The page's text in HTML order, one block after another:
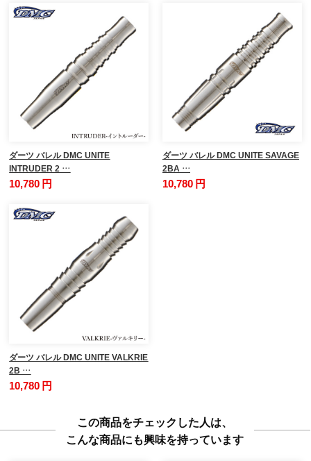
ダーツ バレル DMC UNITE
INTRUDER 2 …
10,780 円
ダーツ バレル DMC UNITE SAVAGE
2BA …
10,780 円
ダーツ バレル DMC UNITE VALKRIE
2B …
10,780 円
この商品をチェックした人は、
こんな商品にも興味を持っています